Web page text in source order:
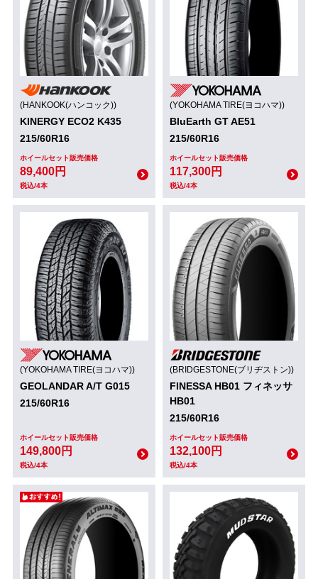
(HANKOOK(ハンコック))
KINERGY ECO2 K435
215/60R16
ホイールセット販売価格
89,400円
税込/4本
(YOKOHAMA TIRE(ヨコハマ))
BluEarth GT AE51
215/60R16
ホイールセット販売価格
117,300円
税込/4本
(YOKOHAMA TIRE(ヨコハマ))
GEOLANDAR A/T G015
215/60R16
ホイールセット販売価格
149,800円
税込/4本
(BRIDGESTONE(ブリヂストン))
FINESSA HB01 フィネッサ
HB01
215/60R16
ホイールセット販売価格
132,100円
税込/4本